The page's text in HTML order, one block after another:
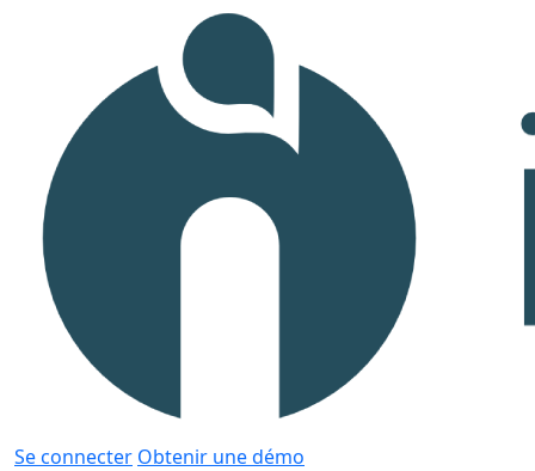
Se connecter Obtenir une démo